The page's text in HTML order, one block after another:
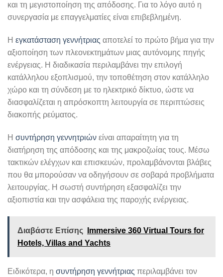
και τη μεγιστοποίηση της απόδοσης. Για το λόγο αυτό η
συνεργασία με επαγγελματίες είναι επιβεβλημένη.
Η εγκατάσταση γεννήτριας αποτελεί το πρώτο βήμα για την
αξιοποίηση των πλεονεκτημάτων μιας αυτόνομης πηγής
ενέργειας. Η διαδικασία περιλαμβάνει την επιλογή
κατάλληλου εξοπλισμού, την τοποθέτηση στον κατάλληλο
χώρο και τη σύνδεση με το ηλεκτρικό δίκτυο, ώστε να
διασφαλίζεται η απρόσκοπτη λειτουργία σε περιπτώσεις
διακοπής ρεύματος.
Η συντήρηση γεννητριών είναι απαραίτητη για τη
διατήρηση της απόδοσης και της μακροζωίας τους. Μέσω
τακτικών ελέγχων και επισκευών, προλαμβάνονται βλάβες
που θα μπορούσαν να οδηγήσουν σε σοβαρά προβλήματα
λειτουργίας. Η σωστή συντήρηση εξασφαλίζει την
αξιοπιστία και την ασφάλεια της παροχής ενέργειας.
Διαβάστε Επίσης
Immersive 360 Virtual Tours for
Hotels, Villas and Yachts
Ειδικότερα, η συντήρηση γεννήτριας περιλαμβάνει τον